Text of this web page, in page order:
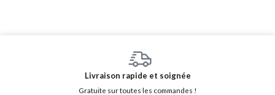
Livraison rapide et soignée
Gratuite sur toutes les commandes !